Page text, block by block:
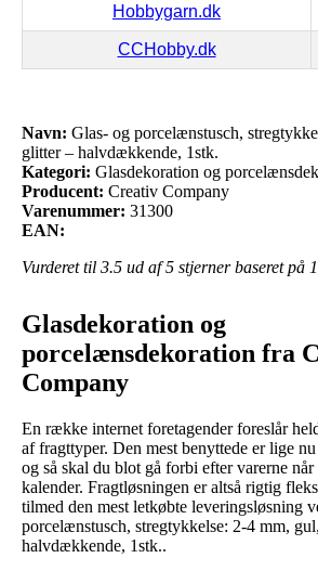
Hobbygarn.dk
CCHobby.dk
Navn: Glas- og porcelænstusch,
glitter – halvdækkende, 1stk.
Kategori: Glasdekoration og
Producent: Creativ Company
Varenummer: 31300
EAN:
Vurderet til 3.5 ud af 5 stjerner baseret på
Glasdekoration og
porcelænsdekoration fra
Company
En række internet foretagender foreslår
af fragttyper. Den mest benyttede er lige
og så skal du blot gå forbi efter varerne
kalender. Fragtløsningen er altså rigtig
tilmed den mest letkøbte leveringsløsning
porcelænstusch, stregtykkelse: 2-4 mm,
halvdækkende, 1stk..